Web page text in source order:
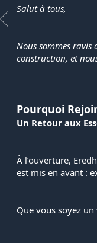
Salut à tous,
Nous sommes
construction, et
Pourquoi
Un Retour aux
À l’ouverture,
est mis en avant :
Que vous soyez